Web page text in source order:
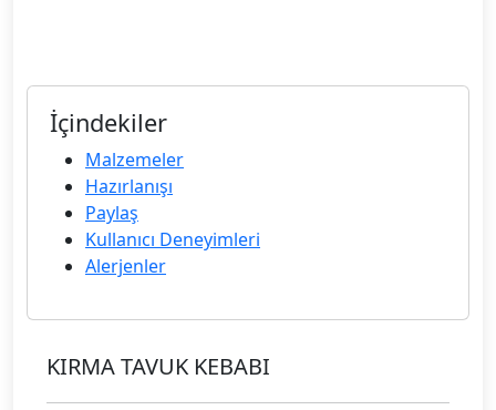
İçindekiler
Malzemeler
Hazırlanışı
Paylaş
Kullanıcı Deneyimleri
Alerjenler
KIRMA TAVUK KEBABI